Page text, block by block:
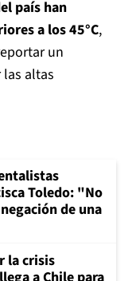
país han
a los 45°C,
un
altas
Toledo: "No
de una
la crisis